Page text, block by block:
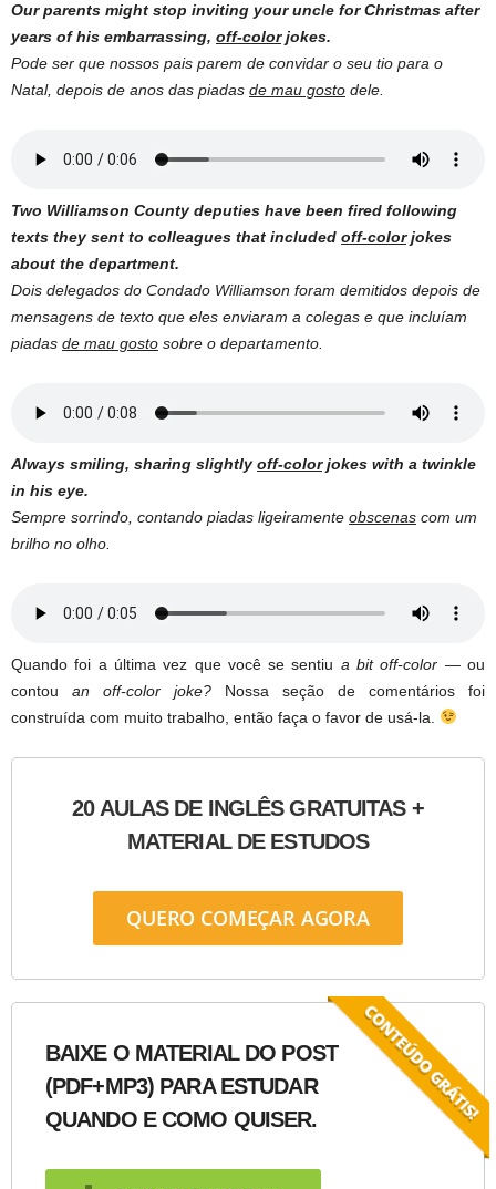
Our parents might stop inviting your uncle for Christmas after
years of his embarrassing, off-colorjokes.
Pode ser que nossos pais parem de convidar o seu tio para o
Natal, depois de anos das piadas de mau gosto dele.
Two Williamson County deputies have been fired following
texts they sent to colleagues that included off-colorjokes
about the department.
Dois delegados do Condado Williamson foram demitidos depois de
mensagens de texto que eles enviaram a colegas e que incluíam
piadas de mau gosto sobre o departamento.
Always smiling, sharing slightly off-colorjokes with a twinkle
in his eye.
Sempre sorrindo, contando piadas ligeiramente obscenas com um
brilho no olho.
Quando foi a última vez que você se sentiu a bit off-color — ou
contou an off-color joke? Nossa seção de comentários foi
construída com muito trabalho, então faça o favor de usá-la.
20 AULAS DE INGLÊS GRATUITAS +
MATERIAL DE ESTUDOS
QUERO COMEÇAR AGORA
BAIXE O MATERIAL DO POST
(PDF+MP3) PARA ESTUDAR
QUANDO E COMO QUISER.